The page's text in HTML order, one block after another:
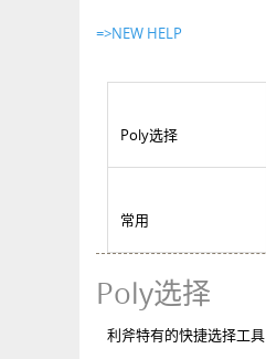
=>NEW HELP
Poly选择
常用
Poly选择
利斧特有的快捷选择工具